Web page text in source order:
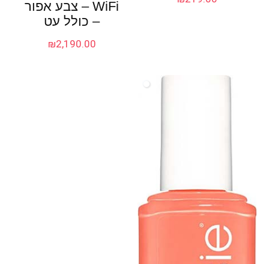
WiFi – צבע אפור
– כולל עט
₪2,190.00